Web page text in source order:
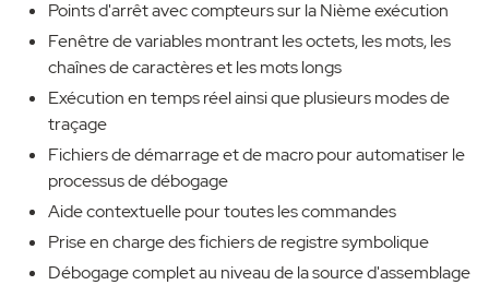
Points d'arrêt avec compteurs sur la Nième exécution
Fenêtre de variables montrant les octets, les mots, les
chaînes de caractères et les mots longs
Exécution en temps réel ainsi que plusieurs modes de
traçage
Fichiers de démarrage et de macro pour automatiser le
processus de débogage
Aide contextuelle pour toutes les commandes
Prise en charge des fichiers de registre symbolique
Débogage complet au niveau de la source d'assemblage